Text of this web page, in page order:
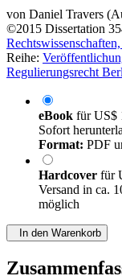
von Daniel Travers
©2015 Dissertation
Reihe:
Regulierungsrecht
eBook fürUS$
Sofort
Format: PDF
Hardcover für
Versand in ca.
möglich
In den Warenkorb